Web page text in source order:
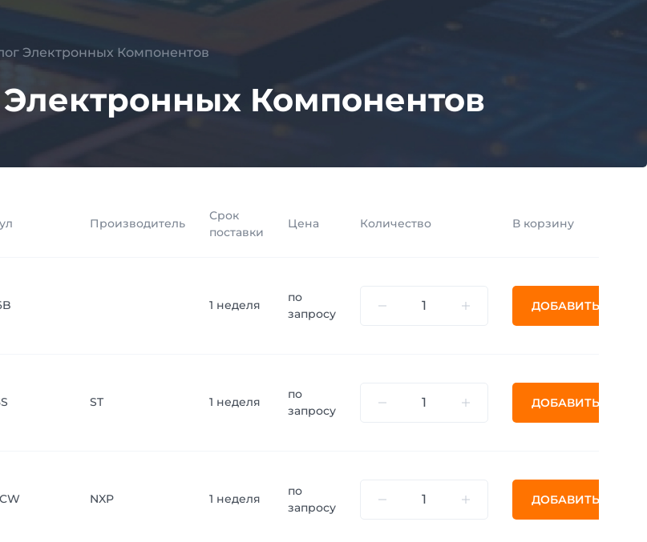
Электронных Компонентов
Электронных Компонентов
Производитель
Срок
поставки
Цена Количество В корзину
1 неделя
по
запросу
ДОБАВИТЬ
ST 1 неделя
по
запросу
ДОБАВИТЬ
NXP 1 неделя
по
запросу
ДОБАВИТЬ